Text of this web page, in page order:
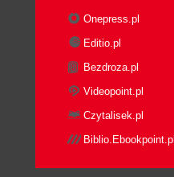
Onepress.pl
Editio.pl
Bezdroza.pl
Videopoint.pl
Czytalisek.pl
Biblio.Ebookpoint.pl